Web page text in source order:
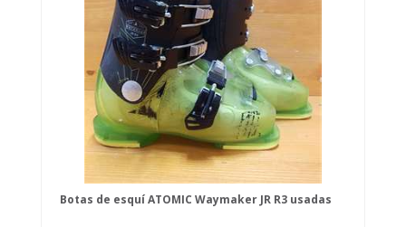
Botas de esquí ATOMIC Waymaker JR R3 usadas